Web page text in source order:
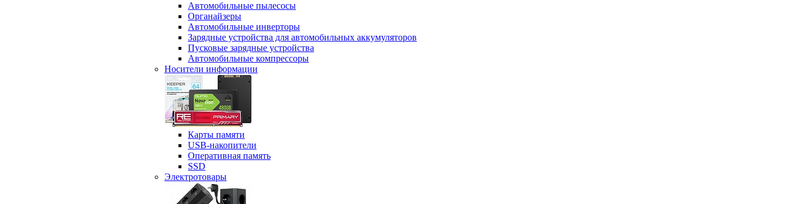
Автомобильные пылесосы
Органайзеры
Автомобильные инверторы
Зарядные устройства для автомобильных аккумуляторов
Пусковые зарядные устройства
Автомобильные компрессоры
Носители информации
Карты памяти
USB-накопители
Оперативная память
SSD
Электротовары